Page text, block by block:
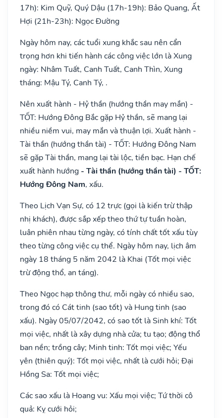
17h): Kim Quỹ, Quý Dậu (17h-19h): Bảo Quang, Ất
Hợi (21h-23h): Ngọc Đường
Ngày hôm nay, các tuổi xung khắc sau nên cẩn
trọng hơn khi tiến hành các công việc lớn là Xung
ngày: Nhâm Tuất, Canh Tuất, Canh Thìn, Xung
tháng: Mậu Tý, Canh Tý, .
Nên xuất hành - Hỷ thần (hướng thần may mắn) -
TỐT: Hướng Đông Bắc gặp Hỷ thần, sẽ mang lại
nhiều niềm vui, may mắn và thuận lợi. Xuất hành -
Tài thần (hướng thần tài) - TỐT: Hướng Đông Nam
sẽ gặp Tài thần, mang lại tài lộc, tiền bạc. Hạn chế
xuất hành hướng - Tài thần (hướng thần tài) - TỐT:
Hướng Đông Nam, xấu.
Theo Lịch Vạn Sự, có 12 trực (gọi là kiến trừ thập
nhị khách), được sắp xếp theo thứ tự tuần hoàn,
luân phiên nhau từng ngày, có tính chất tốt xấu tùy
theo từng công việc cụ thể. Ngày hôm nay, lịch âm
ngày 18 tháng 5 năm 2042 là Khai (Tốt mọi việc
trừ động thổ, an táng).
Theo Ngọc hạp thông thư, mỗi ngày có nhiều sao,
trong đó có Cát tinh (sao tốt) và Hung tinh (sao
xấu). Ngày 05/07/2042, có sao tốt là Sinh khí: Tốt
mọi việc, nhất là xây dựng nhà cửa; tu tạo; động thổ
ban nền; trồng cây; Minh tinh: Tốt mọi việc; Yếu
yên (thiên quý): Tốt mọi việc, nhất là cưới hỏi; Đại
Hồng Sa: Tốt mọi việc;
Các sao xấu là Hoang vu: Xấu mọi việc; Tứ thời cô
quả: Kỵ cưới hỏi;